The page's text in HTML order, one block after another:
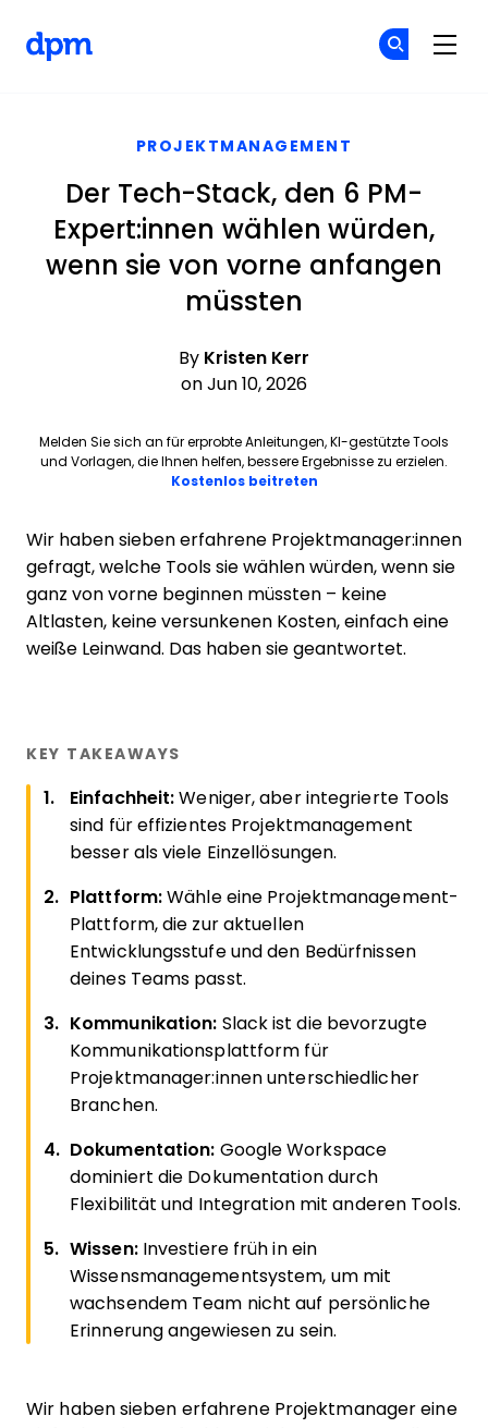
PROJEKTMANAGEMENT
Der Tech-Stack, den 6 PM-
Expert:innen wählen würden,
wenn sie von vorne anfangen
müssten
By Kristen Kerr
on Jun 10, 2026
Melden Sie sich an für erprobte Anleitungen, KI-gestützte Tools
und Vorlagen, die Ihnen helfen, bessere Ergebnisse zu erzielen.
Kostenlos beitretenOpens new window
Wir haben sieben erfahrene Projektmanager:innen
gefragt, welche Tools sie wählen würden, wenn sie
ganz von vorne beginnen müssten – keine
Altlasten, keine versunkenen Kosten, einfach eine
weiße Leinwand. Das haben sie geantwortet.
KEY TAKEAWAYS
Einfachheit:Weniger, aber integrierte Tools
sind für effizientes Projektmanagement
besser als viele Einzel­lösungen.
Plattform:Wähle eine Projektmanagement-
Plattform, die zur aktuellen
Entwicklungsstufe und den Bedürfnissen
deines Teams passt.
Kommunikation: Slack ist die bevorzugte
Kommunikationsplattform für
Projektmanager:innen unterschied­licher
Branchen.
Dokumentation: Google Workspace
dominiert die Dokumentation durch
Flexibilität und Integration mit anderen Tools.
Wissen: Investiere früh in ein
Wissensmanagement­system, um mit
wachsendem Team nicht auf persönliche
Erinnerung angewiesen zu sein.
Wir haben sieben erfahrene Projektmanager eine